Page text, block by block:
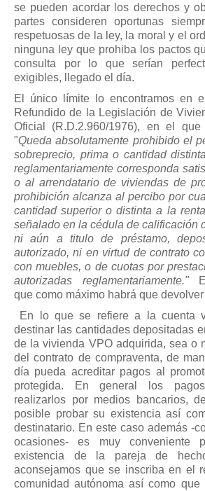
se pueden acordar los derechos y
partes consideren oportunas
respetuosas de la ley, la moral y el
ninguna ley que prohiba los pactos
consulta por lo que serían
exigibles, llegado el día.
El único límite lo encontramos en
Refundido de la Legislación de
Oficial (R.D.2.960/1976), en el
"Queda absolutamente prohibido el
sobreprecio, prima o cantidad
reglamentariamente corresponda
o al arrendatario de viviendas de
prohibición alcanza al percibo por
cantidad superior o distinta a la
señalado en la cédula de calificación
ni aún a titulo de préstamo,
autorizado, ni en virtud de contrato
con muebles, o de cuotas por
autorizadas reglamentariamente."
que como máximo habrá que
En lo que se refiere a la cuenta
destinar las cantidades depositadas
de la vivienda VPO adquirida, sea o
del contrato de compraventa, de
día pueda acreditar pagos al
protegida. En general los
realizarlos por medios bancarios,
posible probar su existencia así
destinatario. En este caso además -
ocasiones- es muy conveniente
existencia de la pareja de
aconsejamos que se inscriba en el
comunidad autónoma así como